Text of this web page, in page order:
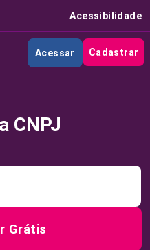
Acessibilidade
Acessar Cadastrar
CNPJ
Grátis